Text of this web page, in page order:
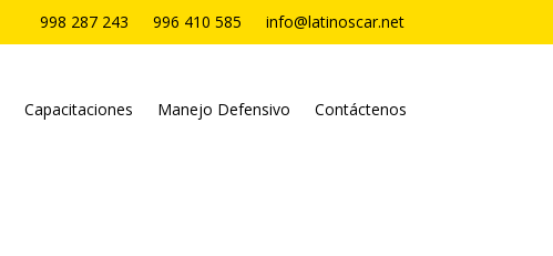
998 287 243 996 410 585 info@latinoscar.net
Capacitaciones Manejo Defensivo Contáctenos